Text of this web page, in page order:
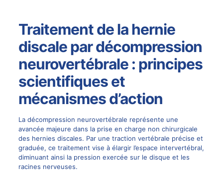
Traitement de la hernie
discale par décompression
neurovertébrale : principes
scientifiques et
mécanismes d’action
La décompression neurovertébrale représente une
avancée majeure dans la prise en charge non chirurgicale
des hernies discales. Par une traction vertébrale précise et
graduée, ce traitement vise à élargir l’espace intervertébral,
diminuant ainsi la pression exercée sur le disque et les
racines nerveuses.